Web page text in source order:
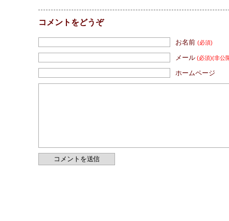
コメントをどうぞ
お名前 (必須)
メール (必須)(非公
ホームページ